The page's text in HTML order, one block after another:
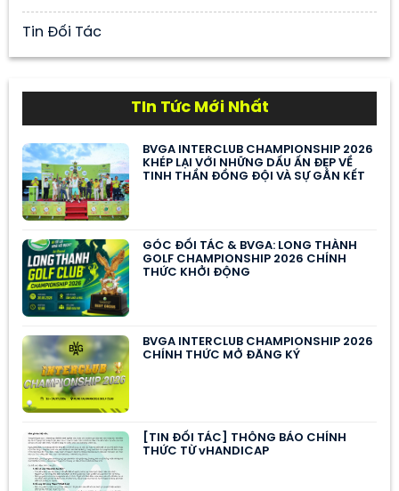
Tin Đối Tác
TIn Tức Mới Nhất
BVGA INTERCLUB CHAMPIONSHIP 2026
KHÉP LẠI VỚI NHỮNG DẤU ẤN ĐẸP VỀ
TINH THẦN ĐỒNG ĐỘI VÀ SỰ GẮN KẾT
GÓC ĐỐI TÁC & BVGA: LONG THÀNH
GOLF CHAMPIONSHIP 2026 CHÍNH
THỨC KHỞI ĐỘNG
BVGA INTERCLUB CHAMPIONSHIP 2026
CHÍNH THỨC MỞ ĐĂNG KÝ
[TIN ĐỐI TÁC] THÔNG BÁO CHÍNH
THỨC TỪ vHANDICAP